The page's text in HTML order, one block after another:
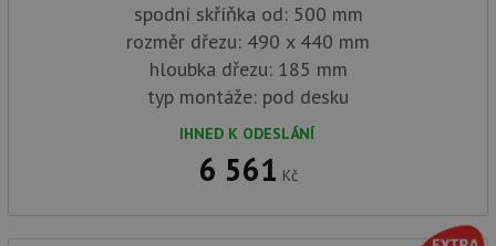
spodní skříňka od: 500 mm
rozměr dřezu: 490 x 440 mm
hloubka dřezu: 185 mm
typ montáže: pod desku
IHNED K ODESLÁNÍ
6 561 Kč